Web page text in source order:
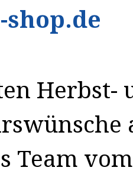
Herbst-
Team